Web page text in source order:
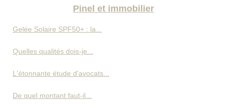
Pinel et immobilier
Gelée Solaire SPF50+ : la...
Quelles qualités dois-je...
L'étonnante étude d'avocats...
De quel montant faut-il...